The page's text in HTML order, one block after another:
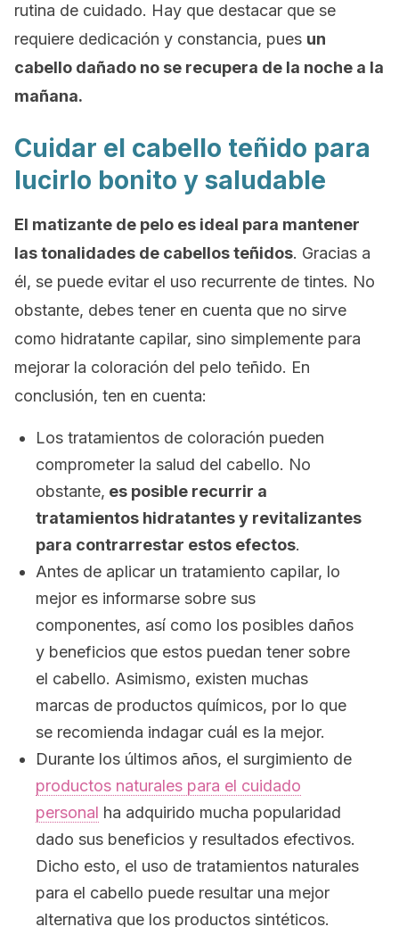
rutina de cuidado. Hay que destacar que se
requiere dedicación y constancia, pues un
cabello dañado no se recupera de la noche a la
mañana.
Cuidar el cabello teñido para
lucirlo bonito y saludable
El matizante de pelo es ideal para mantener
las tonalidades de cabellos teñidos. Gracias a
él, se puede evitar el uso recurrente de tintes. No
obstante, debes tener en cuenta que no sirve
como hidratante capilar, sino simplemente para
mejorar la coloración del pelo teñido. En
conclusión, ten en cuenta:
Los tratamientos de coloración pueden
comprometer la salud del cabello. No
obstante, es posible recurrir a
tratamientos hidratantes y revitalizantes
para contrarrestar estos efectos.
Antes de aplicar un tratamiento capilar, lo
mejor es informarse sobre sus
componentes, así como los posibles daños
y beneficios que estos puedan tener sobre
el cabello. Asimismo, existen muchas
marcas de productos químicos, por lo que
se recomienda indagar cuál es la mejor.
Durante los últimos años, el surgimiento de
productos naturales para el cuidado
personal ha adquirido mucha popularidad
dado sus beneficios y resultados efectivos.
Dicho esto, el uso de tratamientos naturales
para el cabello puede resultar una mejor
alternativa que los productos sintéticos.